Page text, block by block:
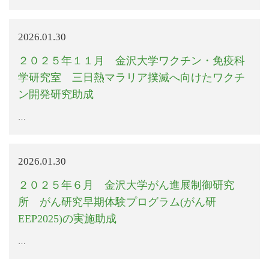
2026.01.30
２０２５年１１月 金沢大学ワクチン・免疫科
学研究室 三日熱マラリア撲滅へ向けたワクチ
ン開発研究助成
…
2026.01.30
２０２５年６月 金沢大学がん進展制御研究
所 がん研究早期体験プログラム(がん研
EEP2025)の実施助成
…